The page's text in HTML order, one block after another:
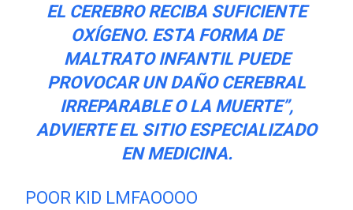
EL CEREBRO RECIBA SUFICIENTE
OXÍGENO. ESTA FORMA DE
MALTRATO INFANTIL PUEDE
PROVOCAR UN DAÑO CEREBRAL
IRREPARABLE O LA MUERTE”,
ADVIERTE EL SITIO ESPECIALIZADO
EN MEDICINA.
POOR KID LMFAOOOO